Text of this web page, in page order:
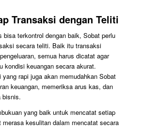
Transaksi dengan Teliti
bisa terkontrol dengan baik, Sobat perlu
secara teliti. Baik itu transaksi
semua harus dicatat agar
kondisi keuangan secara akurat.
rapi juga akan memudahkan Sobat
keuangan, memeriksa arus kas, dan
bisnis.
yang baik untuk mencatat setiap
kesulitan dalam mencatat secara